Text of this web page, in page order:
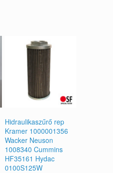
Hidraulikaszűrő rep
Kramer 1000001356
Wacker Neuson
1008340 Cummins
HF35161 Hydac
0100S125W